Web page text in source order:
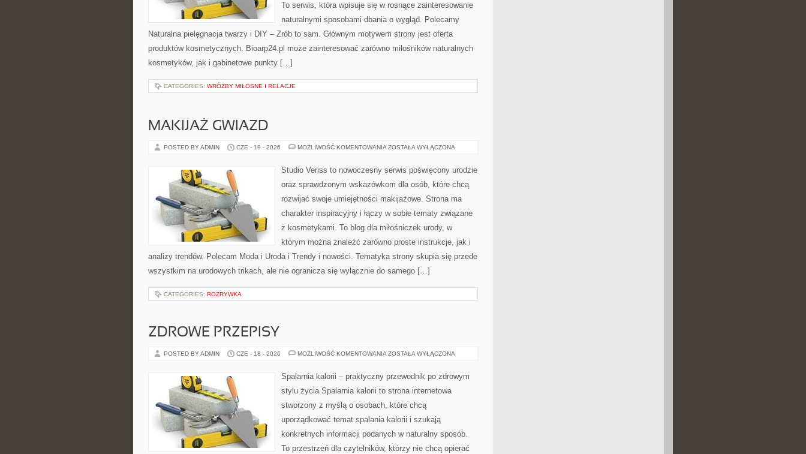
To serwis, która wpisuje się w rosnące zainteresowanie
naturalnymi sposobami dbania o wygląd. Polecamy
Naturalna pielęgnacja twarzy i DIY – Zrób to sam. Głównym motywem strony jest oferta
produktów kosmetycznych. Bioarp24.pl może zainteresować zarówno miłośników naturalnych
kosmetyków, jak i gabinetowe punkty […]
CATEGORIES: WRÓŻBY MIŁOSNE I RELACJE
MAKIJAŻ GWIAZD
POSTED BY ADMIN CZE - 19 - 2026 MOŻLIWOŚĆ KOMENTOWANIA MAKIJAŻ
ZOSTAŁA WYŁĄCZONA
Studio Veriss to nowoczesny serwis poświęcony urodzie
oraz sprawdzonym wskazówkom dla osób, które chcą
rozwijać swoje umiejętności makijażowe. Strona ma
charakter inspiracyjny i łączy w sobie tematy związane
z kosmetykami. To blog dla miłośniczek urody, w
którym można znaleźć zarówno proste instrukcje, jak i
analizy trendów. Polecam Moda i Uroda i Trendy i nowości. Tematyka strony skupia się przede
wszystkim na urodowych trikach, ale nie ogranicza się wyłącznie do samego […]
CATEGORIES: ROZRYWKA
ZDROWE PRZEPISY
POSTED BY ADMIN CZE - 18 - 2026 MOŻLIWOŚĆ KOMENTOWANIA ZDROWE
ZOSTAŁA WYŁĄCZONA
Spalarnia kalorii – praktyczny przewodnik po zdrowym
stylu życia Spalarnia kalorii to strona internetowa
stworzony z myślą o osobach, które chcą
uporządkować temat spalania kalorii i szukają
konkretnych informacji podanych w naturalny sposób.
To przestrzeń dla czytelników, którzy nie chcą opierać